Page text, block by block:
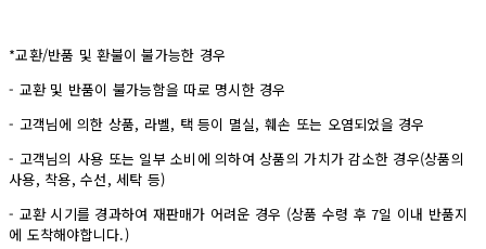
*교환/반품 및 환불이 불가능한 경우
- 교환 및 반품이 불가능함을 따로 명시한 경우
- 고객님에 의한 상품, 라벨, 택 등이 멸실, 훼손 또는 오염되었을 경우
- 고객님의 사용 또는 일부 소비에 의하여 상품의 가치가 감소한 경우(상품의
사용, 착용, 수선, 세탁 등)
- 교환 시기를 경과하여 재판매가 어려운 경우 (상품 수령 후 7일 이내 반품지
에 도착해야합니다.)